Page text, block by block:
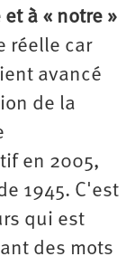
à « notre »
réelle car
avancé
de la
en 2005,
1945. C'est
qui est
des mots